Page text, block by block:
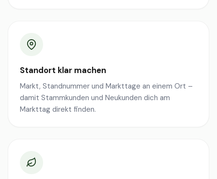
Standort klar machen
Markt, Standnummer und Markttage an einem Ort –
damit Stammkunden und Neukunden dich am
Markttag direkt finden.